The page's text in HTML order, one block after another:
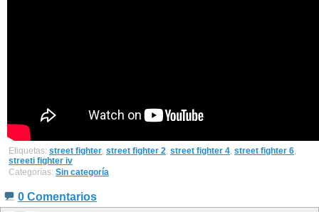
Etiquetas: street fighter street fighter 2 street fighter 4 street fighter 6
streeti fighter iv
Categorías: Sin categoría
0 Comentarios